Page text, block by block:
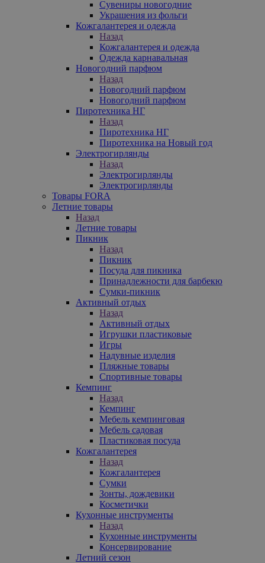
Сувениры новогодние
Украшения из фольги
Кожгалантерея и одежда
Назад
Кожгалантерея и одежда
Одежда карнавальная
Новогодний парфюм
Назад
Новогодний парфюм
Новогодний парфюм
Пиротехника НГ
Назад
Пиротехника НГ
Пиротехника на Новый год
Электрогирлянды
Назад
Электрогирлянды
Электрогирлянды
Товары FORA
Летние товары
Назад
Летние товары
Пикник
Назад
Пикник
Посуда для пикника
Принадлежности для барбекю
Сумки-пикник
Активный отдых
Назад
Активный отдых
Игрушки пластиковые
Игры
Надувные изделия
Пляжные товары
Спортивные товары
Кемпинг
Назад
Кемпинг
Мебель кемпинговая
Мебель садовая
Пластиковая посуда
Кожгалантерея
Назад
Кожгалантерея
Сумки
Зонты, дождевики
Косметички
Кухонные инструменты
Назад
Кухонные инструменты
Консервирование
Летний сезон